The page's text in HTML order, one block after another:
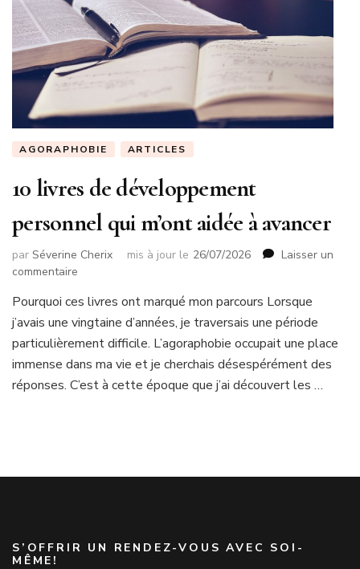
AGORAPHOBIE ARTICLES
10 livres de développement
personnel qui m’ont aidée à avancer
par Séverine Cherix mis à jour le 26/07/2026
Laisser un
commentaire
livres
de
développement
qui
m’ont
Pourquoi ces livres ont marqué mon parcours Lorsque
j’avais une vingtaine d’années, je traversais une période
particulièrement difficile. L’agoraphobie occupait une place
immense dans ma vie et je cherchais désespérément des
réponses. C’est à cette époque que j’ai découvert les …
S’OFFRIR UN RENDEZ-VOUS AVEC SOI-
MÊME!